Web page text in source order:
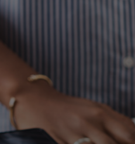
Für Unternehmen
Für die Welt
Für Innovatoren